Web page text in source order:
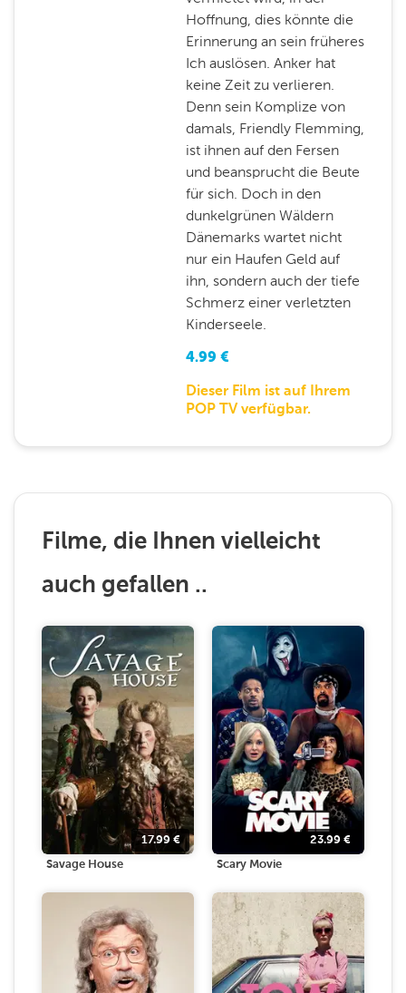
Hoffnung, dies könnte die
Erinnerung an sein früheres
Ich auslösen. Anker hat
keine Zeit zu verlieren.
Denn sein Komplize von
damals, Friendly Flemming,
ist ihnen auf den Fersen
und beansprucht die Beute
für sich. Doch in den
dunkelgrünen Wäldern
Dänemarks wartet nicht
nur ein Haufen Geld auf
ihn, sondern auch der tiefe
Schmerz einer verletzten
Kinderseele.
4.99 €
Dieser Film ist auf Ihrem
POP TV verfügbar.
Filme, die Ihnen vielleicht
auch gefallen ..
17.99 €
Savage House
23.99 €
Scary Movie